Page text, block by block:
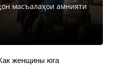
масъалаҳои амнияти
женщины юга